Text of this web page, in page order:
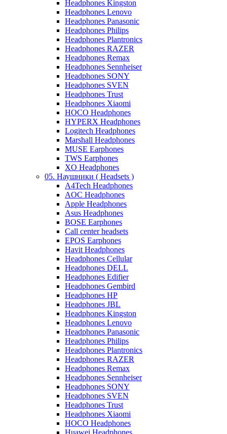
Headphones Kingston
Headphones Lenovo
Headphones Panasonic
Headphones Philips
Headphones Plantronics
Headphones RAZER
Headphones Remax
Headphones Sennheiser
Headphones SONY
Headphones SVEN
Headphones Trust
Headphones Xiaomi
HOCO Headphones
HYPERX Headphones
Logitech Headphones
Marshall Headphones
MUSE Earphones
TWS Earphones
XO Headphones
05. Наушники ( Headsets )
A4Tech Headphones
AOC Headphones
Apple Headphones
Asus Headphones
BOSE Earphones
Call center headsets
EPOS Earphones
Havit Headphones
Headphones Cellular
Headphones DELL
Headphones Edifier
Headphones Gembird
Headphones HP
Headphones JBL
Headphones Kingston
Headphones Lenovo
Headphones Panasonic
Headphones Philips
Headphones Plantronics
Headphones RAZER
Headphones Remax
Headphones Sennheiser
Headphones SONY
Headphones SVEN
Headphones Trust
Headphones Xiaomi
HOCO Headphones
Huawei Headphones